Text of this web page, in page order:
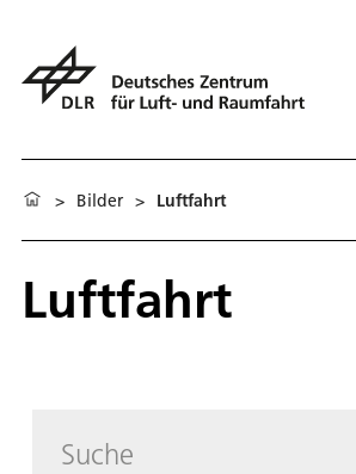
> Bilder > Luftfahrt
Luftfahrt